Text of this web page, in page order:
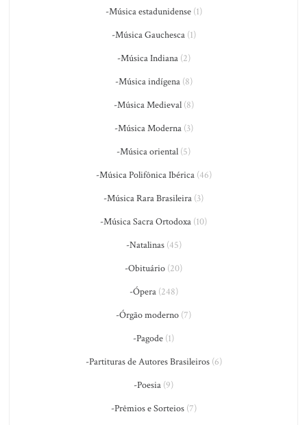
-Música estadunidense(1)
-Música Gauchesca(1)
-Música Indiana(2)
-Música indígena(8)
-Música Medieval(8)
-Música Moderna(3)
-Música oriental (5)
-Música Polifônica Ibérica(46)
-Música Rara Brasileira (3)
-Música Sacra Ortodoxa (10)
-Natalinas(45)
-Obituário (20)
-Ópera(248)
-Órgão moderno (7)
-Pagode (1)
-Partituras de Autores Brasileiros(6)
-Poesia (9)
-Prêmios e Sorteios(7)